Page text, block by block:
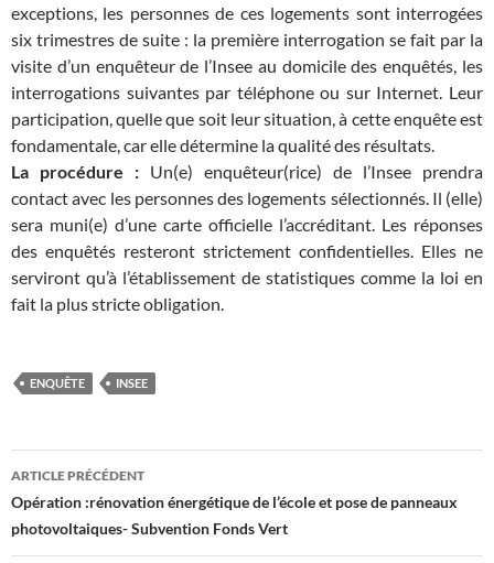
exceptions, les personnes de ces logements sont interrogées
six trimestres de suite : la première interrogation se fait par la
visite d’un enquêteur de l’Insee au domicile des enquêtés, les
interrogations suivantes par téléphone ou sur Internet. Leur
participation, quelle que soit leur situation, à cette enquête est
fondamentale, car elle détermine la qualité des résultats.
La procédure : Un(e) enquêteur(rice) de l’Insee prendra
contact avec les personnes des logements sélectionnés. Il (elle)
sera muni(e) d’une carte officielle l’accréditant. Les réponses
des enquêtés resteront strictement confidentielles. Elles ne
serviront qu’à l’établissement de statistiques comme la loi en
fait la plus stricte obligation.
ENQUÊTE INSEE
Navigation
des
articles
ARTICLE PRÉCÉDENT
Opération :rénovation énergétique de l’école et pose de panneaux
photovoltaiques- Subvention Fonds Vert